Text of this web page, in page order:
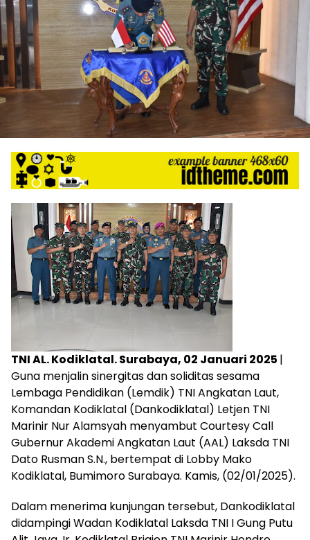
TNI AL. Kodiklatal. Surabaya, 02 Januari 2025 |
Guna menjalin sinergitas dan soliditas sesama
Lembaga Pendidikan (Lemdik) TNI Angkatan Laut,
Komandan Kodiklatal (Dankodiklatal) Letjen TNI
Marinir Nur Alamsyah menyambut Courtesy Call
Gubernur Akademi Angkatan Laut (AAL) Laksda TNI
Dato Rusman S.N., bertempat di Lobby Mako
Kodiklatal, Bumimoro Surabaya. Kamis, (02/01/2025).
Dalam menerima kunjungan tersebut, Dankodiklatal
didampingi Wadan Kodiklatal Laksda TNI I Gung Putu